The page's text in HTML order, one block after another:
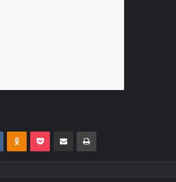
VKontakteOdnoklassniki
Pocket E-Posta ile paylaş Yazdır